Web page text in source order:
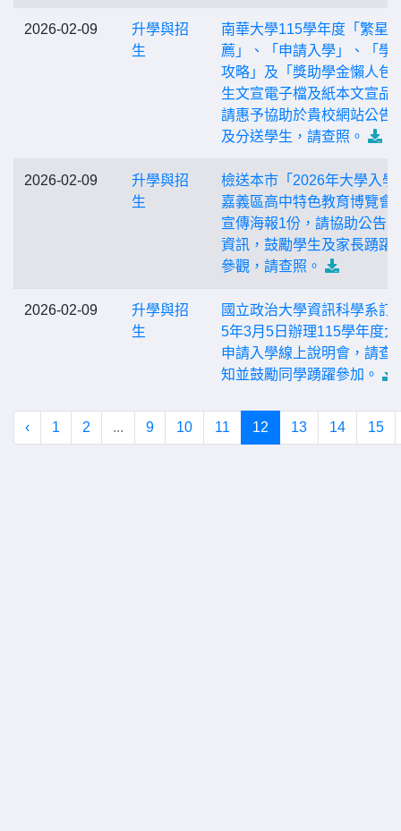
2026-02-09
升學與招
生
南華大學115學年度「繁星
薦」、「申請入學」、「學
攻略」及「獎助學金懶人包
生文宣電子檔及紙本文宣品
請惠予協助於貴校網站公告
及分送學生，請查照。
2026-02-09
升學與招
生
檢送本市「2026年大學入學
嘉義區高中特色教育博覽會
宣傳海報1份，請協助公告
資訊，鼓勵學生及家長踴躍
參觀，請查照。
2026-02-09
升學與招
生
國立政治大學資訊科學系訂
5年3月5日辦理115學年度大
申請入學線上說明會，請查
知並鼓勵同學踴躍參加。
‹ 1 2 ... 9 10 11 12 13 14 15